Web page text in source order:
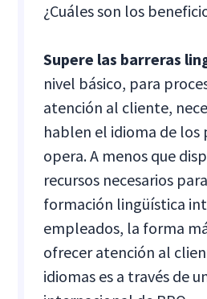
¿Cuáles son los
Supere las barreras
nivel básico, para
atención al cliente,
hablen el idioma de los
opera. A menos que
recursos necesarios
formación lingüística
empleados, la forma
ofrecer atención al
idiomas es a través de